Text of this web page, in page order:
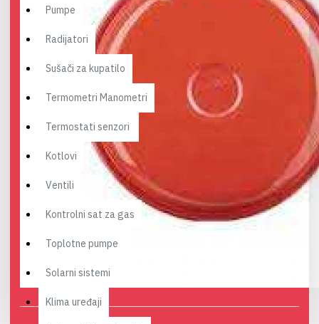
Pumpe
Radijatori
Sušači za kupatilo
Termometri Manometri
Termostati senzori
Kotlovi
Ventili
Kontrolni sat za gas
Toplotne pumpe
Solarni sistemi
Klima uređaji